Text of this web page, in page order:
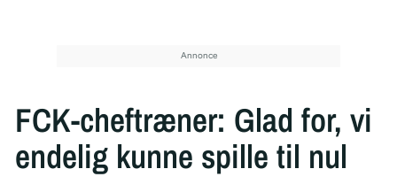
FCK-cheftræner: Glad for, vi
endelig kunne spille til nul